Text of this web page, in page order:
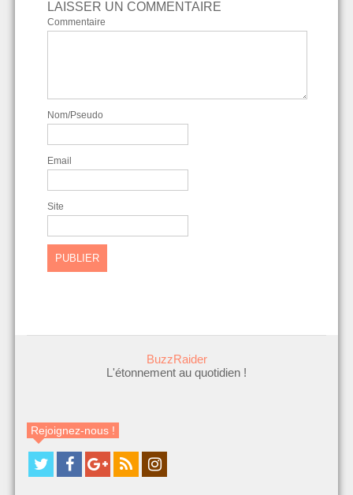
LAISSER UN COMMENTAIRE
Commentaire
Nom/Pseudo
Email
Site
BuzzRaider
L'étonnement au quotidien !
Rejoignez-nous !